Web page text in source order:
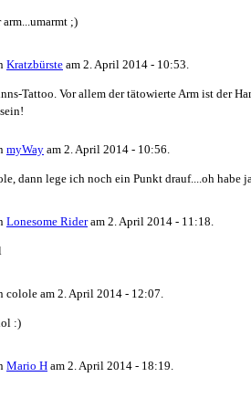
arm...umarmt ;)
Kratzbürste am 2. April 2014 - 10:53.
Tattoo. Vor allem der tätowierte Arm ist der
myWay am 2. April 2014 - 10:56.
dann lege ich noch ein Punkt drauf....oh habe
Lonesome Rideram 2. April 2014 - 11:18.
colole am 2. April 2014 - 12:07.
:)
Mario H am 2. April 2014 - 18:19.